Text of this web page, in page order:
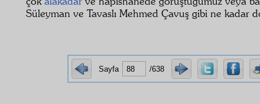
Süleyman ve Tavaslı Mehmed Çavuş gibi ne kadar
Sayfa /638